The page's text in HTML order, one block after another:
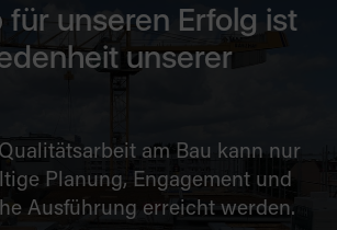
für unseren Erfolg ist
unserer
am Bau kann nur
Planung, Engagement und
Ausführung erreicht werden.